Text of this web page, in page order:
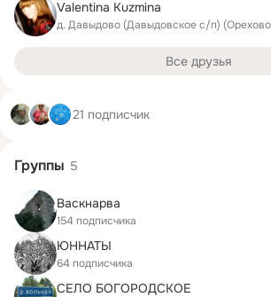
Valentina Kuzmina
д. Давыдово (Давыдовское с/п)
Все друзья
21 подписчик
Группы 5
Васкнарва
154 подписчика
ЮННАТЫ
64 подписчика
СЕЛО БОГОРОДСКОЕ